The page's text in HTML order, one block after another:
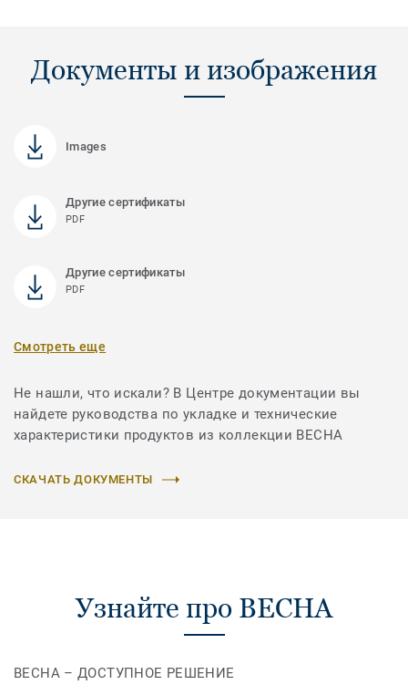
Документы и изображения
Images
Другие сертификаты
PDF
Другие сертификаты
PDF
Смотреть еще
Не нашли, что искали? В Центре документации вы
найдете руководства по укладке и технические
характеристики продуктов из коллекции ВЕСНА
СКАЧАТЬ ДОКУМЕНТЫ
Узнайте про ВЕСНА
ВЕСНА – ДОСТУПНОЕ РЕШЕНИЕ